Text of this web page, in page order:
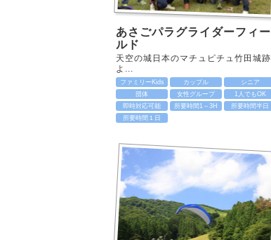
あさごパラグライダーフィー
ルド
天空の城日本のマチュピチュ竹田城跡
よ...
ファミリーKids カップル
シニア
団体
女性グループ
1人でもOK
即時対応可能
所要時間1～3H
所要時間半日
所要時間１日